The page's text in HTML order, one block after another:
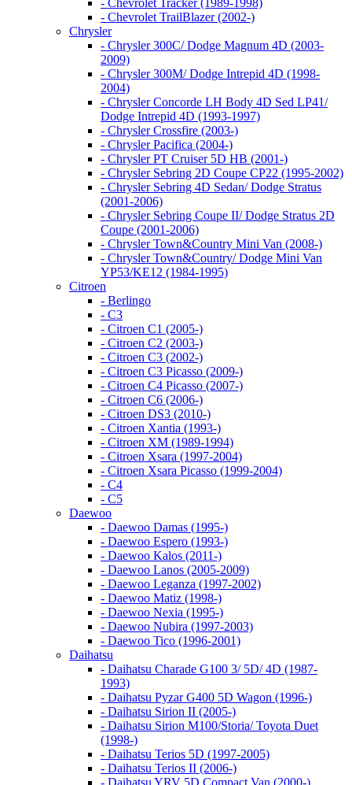
- Chevrolet Tracker (1989-1998)
- Chevrolet TrailBlazer (2002-)
Chrysler
- Chrysler 300C/ Dodge Magnum 4D (2003-
2009)
- Chrysler 300M/ Dodge Intrepid 4D (1998-
2004)
- Chrysler Concorde LH Body 4D Sed LP41/
Dodge Intrepid 4D (1993-1997)
- Chrysler Crossfire (2003-)
- Chrysler Pacifica (2004-)
- Chrysler PT Cruiser 5D HB (2001-)
- Chrysler Sebring 2D Coupe CP22 (1995-2002)
- Chrysler Sebring 4D Sedan/ Dodge Stratus
(2001-2006)
- Chrysler Sebring Coupe II/ Dodge Stratus 2D
Coupe (2001-2006)
- Chrysler Town&Country Mini Van (2008-)
- Chrysler Town&Country/ Dodge Mini Van
YP53/KE12 (1984-1995)
Citroen
- Berlingo
- C3
- Citroen C1 (2005-)
- Citroen C2 (2003-)
- Citroen C3 (2002-)
- Citroen C3 Picasso (2009-)
- Citroen C4 Picasso (2007-)
- Citroen C6 (2006-)
- Citroen DS3 (2010-)
- Citroen Xantia (1993-)
- Citroen XM (1989-1994)
- Citroen Xsara (1997-2004)
- Citroen Xsara Picasso (1999-2004)
- С4
- С5
Daewoo
- Daewoo Damas (1995-)
- Daewoo Espero (1993-)
- Daewoo Kalos (2011-)
- Daewoo Lanos (2005-2009)
- Daewoo Leganza (1997-2002)
- Daewoo Matiz (1998-)
- Daewoo Nexia (1995-)
- Daewoo Nubira (1997-2003)
- Daewoo Tico (1996-2001)
Daihatsu
- Daihatsu Charade G100 3/ 5D/ 4D (1987-
1993)
- Daihatsu Pyzar G400 5D Wagon (1996-)
- Daihatsu Sirion II (2005-)
- Daihatsu Sirion M100/Storia/ Toyota Duet
(1998-)
- Daihatsu Terios 5D (1997-2005)
- Daihatsu Terios II (2006-)
- Daihatsu YRV 5D Compact Van (2000-)